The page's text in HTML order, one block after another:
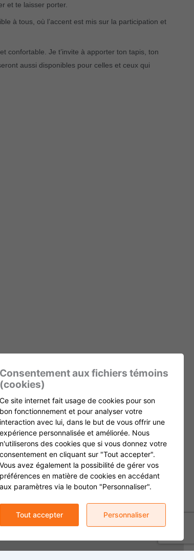
et te laisser porter.
à tous, où l’accent est mis sur la participation et
confortable. Je t’invite à apporter ton tapis, ton
aussi disponibles pour celles et ceux qui
Consentement aux fichiers témoins
(cookies)
Ce site internet fait usage de cookies pour son
bon fonctionnement et pour analyser votre
interaction avec lui, dans le but de vous offrir une
expérience personnalisée et améliorée. Nous
n'utiliserons des cookies que si vous donnez votre
consentement en cliquant sur "Tout accepter".
Vous avez également la possibilité de gérer vos
préférences en matière de cookies en accédant
aux paramètres via le bouton "Personnaliser".
Tout accepter Personnaliser